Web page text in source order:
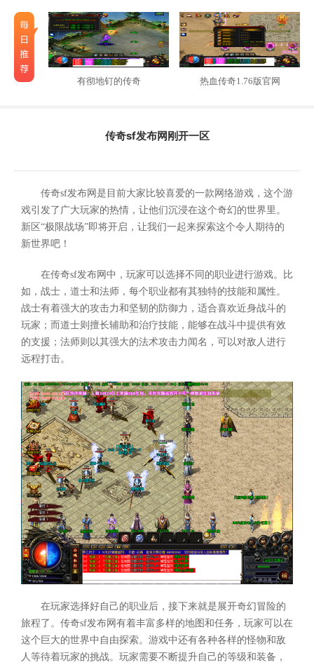
有彻地钉的传奇 热血传奇1.76版官网
传奇sf发布网刚开一区
传奇sf发布网是目前大家比较喜爱的一款网络游戏，这个游
戏引发了广大玩家的热情，让他们沉浸在这个奇幻的世界里。
新区“极限战场”即将开启，让我们一起来探索这个令人期待的
新世界吧！
在传奇sf发布网中，玩家可以选择不同的职业进行游戏。比
如，战士，道士和法师，每个职业都有其独特的技能和属性。
战士有着强大的攻击力和坚韧的防御力，适合喜欢近身战斗的
玩家；而道士则擅长辅助和治疗技能，能够在战斗中提供有效
的支援；法师则以其强大的法术攻击力闻名，可以对敌人进行
远程打击。
在玩家选择好自己的职业后，接下来就是展开奇幻冒险的
旅程了。传奇sf发布网有着丰富多样的地图和任务，玩家可以在
这个巨大的世界中自由探索。游戏中还有各种各样的怪物和敌
人等待着玩家的挑战。玩家需要不断提升自己的等级和装备，